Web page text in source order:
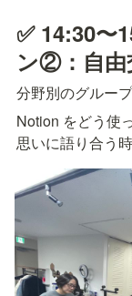
✅ 14:30〜
ン②：自由
分野別のグルー
Notion をどう使
思いに語り合う